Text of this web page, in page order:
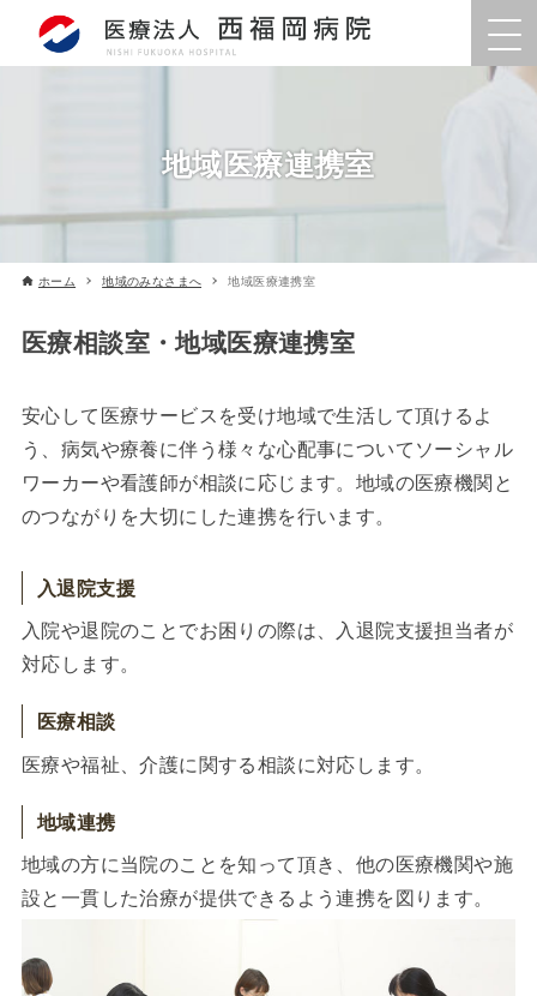
地域医療連携室
ホーム 地域のみなさまへ 地域医療連携室
医療相談室・地域医療連携室
安心して医療サービスを受け地域で生活して頂けるよ
う、病気や療養に伴う様々な心配事についてソーシャル
ワーカーや看護師が相談に応じます。地域の医療機関と
のつながりを大切にした連携を行います。
入退院支援
入院や退院のことでお困りの際は、入退院支援担当者が
対応します。
医療相談
医療や福祉、介護に関する相談に対応します。
地域連携
地域の方に当院のことを知って頂き、他の医療機関や施
設と一貫した治療が提供できるよう連携を図ります。